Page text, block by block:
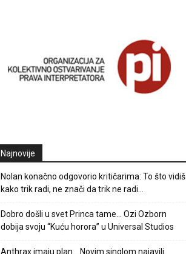
Najnovije
Nolan konačno odgovorio kritičarima: To što vidiš
kako trik radi, ne znači da trik ne radi…
Dobro došli u svet Princa tame… Ozi Ozborn
dobija svoju “Kuću horora” u Universal Studios
Anthrax imaju plan… Novim singlom najavili